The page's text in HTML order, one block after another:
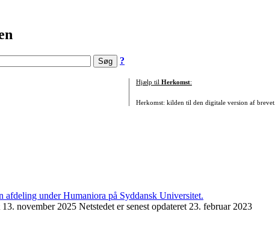
?
Hjælp til Herkomst:
Herkomst: kilden til den digitale version af brevet.
november 2025 Netstedet er senest opdateret 23. februar 2023